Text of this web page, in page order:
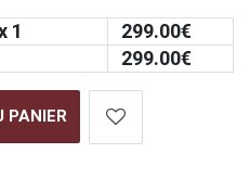
1 299.00€
299.00€
PANIER